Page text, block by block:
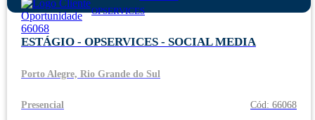
OPSERVICES
ESTÁGIO - OPSERVICES - SOCIAL MEDIA
Porto Alegre, Rio Grande do Sul
Presencial Cód: 66068